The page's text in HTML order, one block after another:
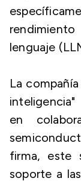
lenguaje
La
en
firma, este
soporte a